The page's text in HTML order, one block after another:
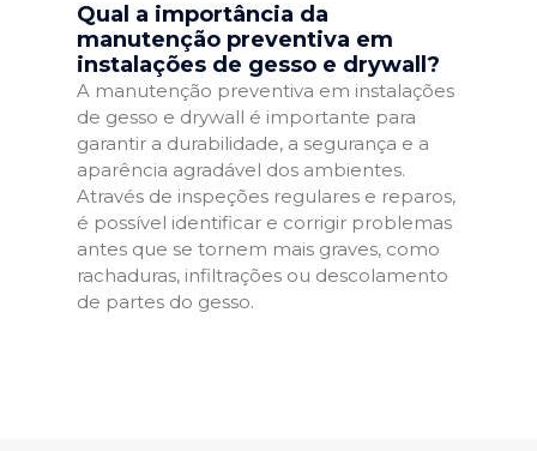
Qual a importância da
manutenção preventiva em
instalações de gesso e drywall?
A manutenção preventiva em instalações
de gesso e drywall é importante para
garantir a durabilidade, a segurança e a
aparência agradável dos ambientes.
Através de inspeções regulares e reparos,
é possível identificar e corrigir problemas
antes que se tornem mais graves, como
rachaduras, infiltrações ou descolamento
de partes do gesso.